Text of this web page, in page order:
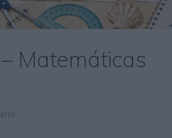
Matemáticas